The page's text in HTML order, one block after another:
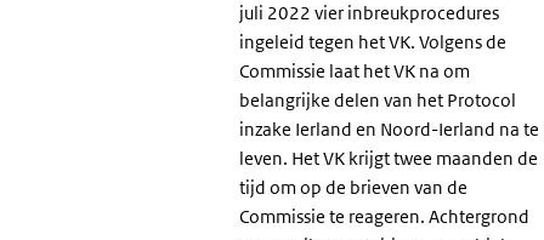
juli 2022 vier inbreukprocedures
ingeleid tegen het VK. Volgens de
Commissie laat het VK na om
belangrijke delen van het Protocol
inzake Ierland en Noord-Ierland na te
leven. Het VK krijgt twee maanden de
tijd om op de brieven van de
Commissie te reageren. Achtergrond